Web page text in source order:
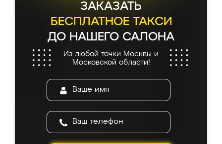
ЗАКАЗАТЬ
БЕСПЛАТНОЕ ТАКСИ
ДО НАШЕГО САЛОНА
Из любой точки Москвы и
Московской области!